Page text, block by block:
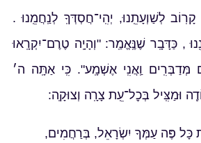
לְשַׁוְעָתֵֽנוּ, יְהִֽי־חֲסְדְּךָֽ לְנַֽחֲמֵֽנוּ .
, כַּדָּבָֽר שֶׁנֶּֽאֱמַֽר: "וְהָיָֽה טֶרֶם־יִקְרָֽאוּ
מְּדַבְּרִֽים וַֽאֲנִֽי אֶשְׁמָֽע". כִּֽי אַתָּֽה ה׳
וּמַצִּֽיל בְּכׇל־עֵֽת צָרָֽה וְצוּקָֽה:
כָּל פֶּה עַמְּךָ יִשְׂרָאֵל, בְּרַחֲמִים,